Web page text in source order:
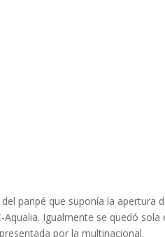
paripé que suponía la apertura
Igualmente se quedó sola
por la multinacional.